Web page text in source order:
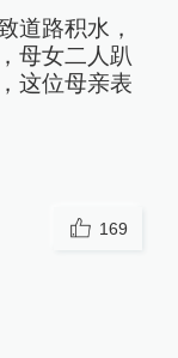
道路积水，
母女二人趴
这位母亲表
169